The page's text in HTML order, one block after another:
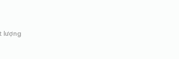
lượng